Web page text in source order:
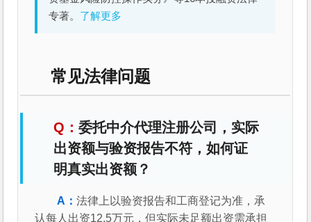
专著。 了解更多
常见法律问题
委托中介代理注册公司，实际
出资额与验资报告不符，如何证
明真实出资额？
法律上以验资报告和工商登记为准，承
认每人出资12.5万元，但实际未足额出资需承担